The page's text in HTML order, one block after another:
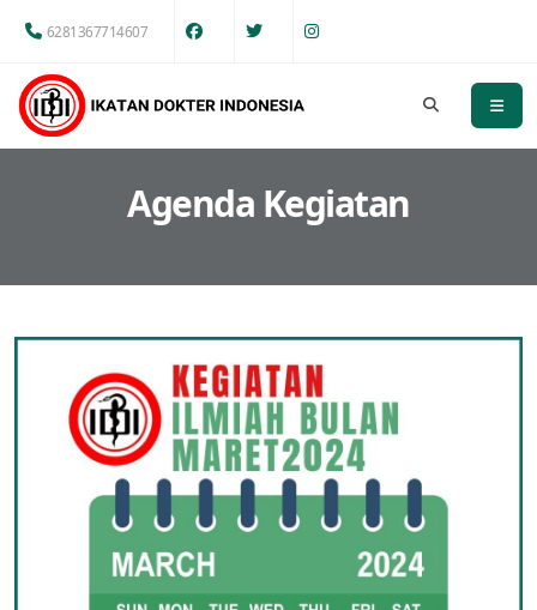
6281367714607
Agenda Kegiatan